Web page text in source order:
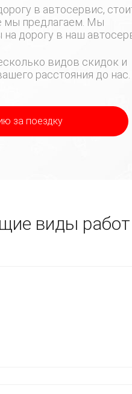
в автосервис,
мы предлагаем. Мы
дорогу в наш
видов скидок и
расстояния до нас.
за поездку
виды